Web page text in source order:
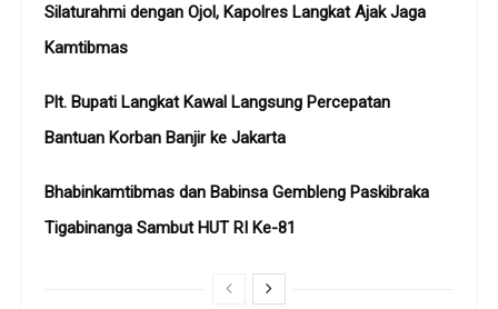
Silaturahmi dengan Ojol, Kapolres Langkat Ajak Jaga
Kamtibmas
Plt. Bupati Langkat Kawal Langsung Percepatan
Bantuan Korban Banjir ke Jakarta
Bhabinkamtibmas dan Babinsa Gembleng Paskibraka
Tigabinanga Sambut HUT RI Ke-81